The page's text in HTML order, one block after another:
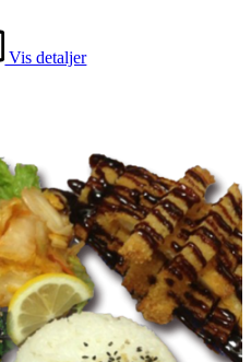
Vis detaljer